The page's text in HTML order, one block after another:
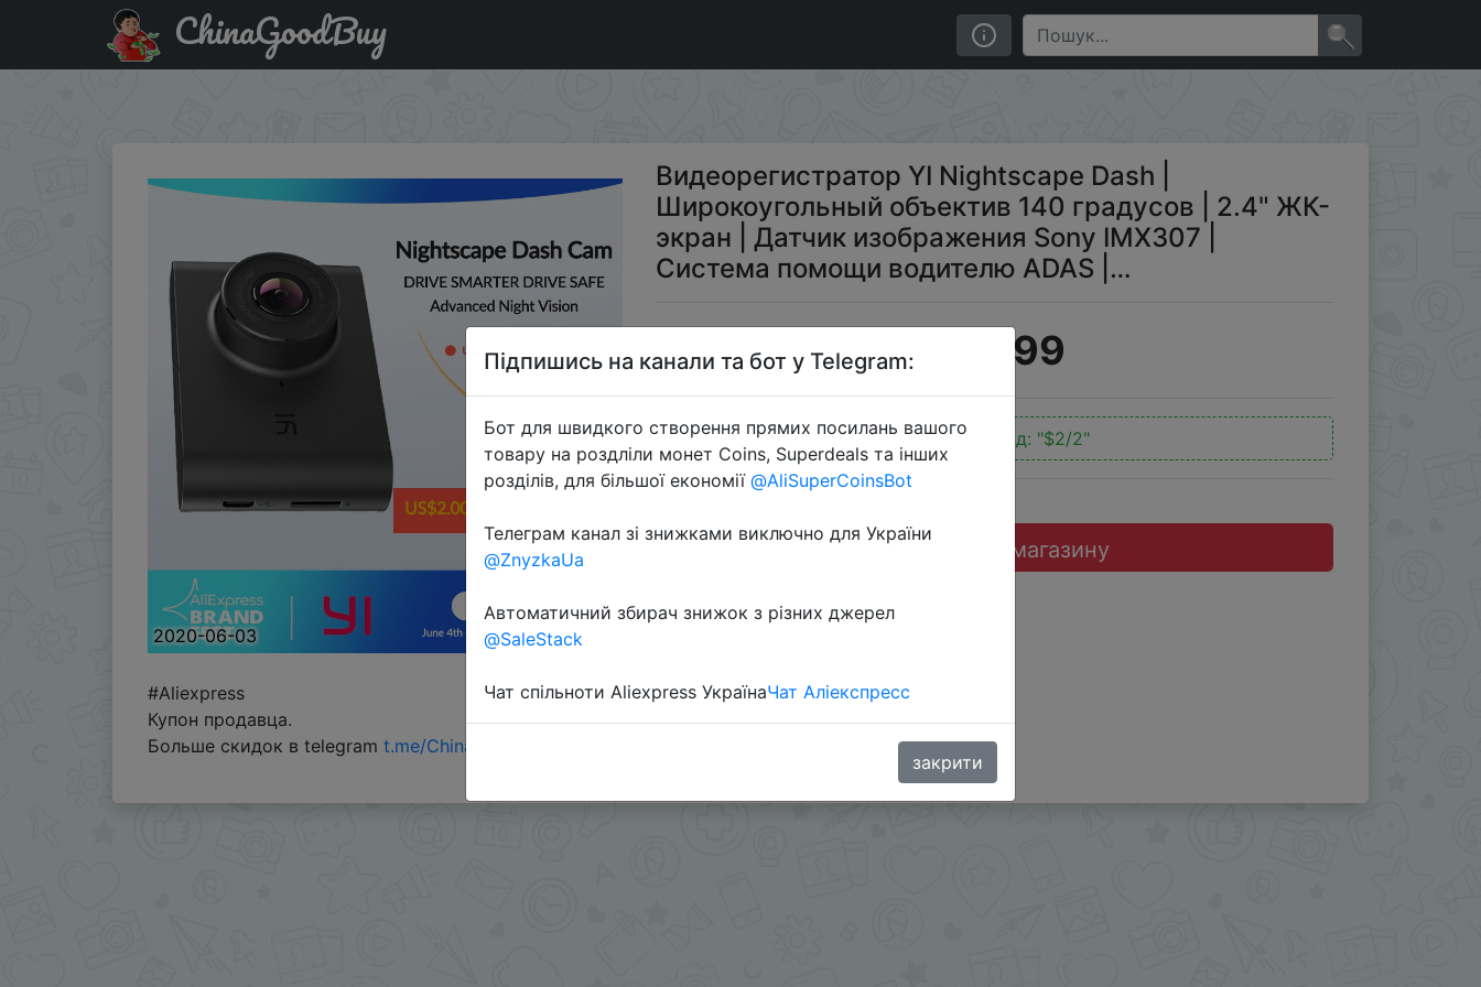
Купити по знижці $2/2 Видеорегистратор YI Nightscape Dash | Широкоугольный объектив 140 градусов | 2.4" ЖК-экран | Датчик изображения Sony IMX307 | Система
помощи водителю ADAS |…ChinaGoodBuy
2020-06-03
Видеорегистратор YI Nightscape Dash |
Широкоугольный объектив 140 градусов | 2.4" ЖК-
экран | Датчик изображения Sony IMX307 |
Система помощи водителю ADAS |…
$62.99
Промокод: "$2/2"
Перейти до магазину
#Aliexpress
Купон продавца.
Больше скидок в telegram t.me/ChinaGoodBuy
Підпишись на канали та бот у Telegram:
Бот для швидкого створення прямих посилань вашого
товару на роздліли монет Coins, Superdeals та інших
розділів, для більшої економії @AliSuperCoinsBot
Телеграм канал зі знижками виключно для України
@ZnyzkaUa
Автоматичний збирач знижок з різних джерел
@SaleStack
Чат спільноти Aliexpress УкраїнаЧат Аліекспресс
закрити